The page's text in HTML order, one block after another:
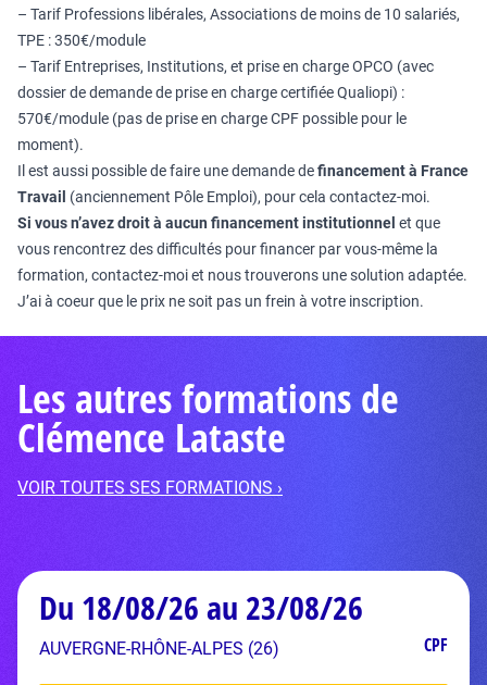
– Tarif Professions libérales, Associations de moins de 10 salariés,
TPE : 350€/module
– Tarif Entreprises, Institutions, et prise en charge OPCO (avec
dossier de demande de prise en charge certifiée Qualiopi) :
570€/module (pas de prise en charge CPF possible pour le
moment).
Il est aussi possible de faire une demande definancement à France
Travail (anciennement Pôle Emploi), pour cela contactez-moi.
Si vous n’avez droit à aucun financement institutionnel et que
vous rencontrez des difficultés pour financer par vous-même la
formation, contactez-moi et nous trouverons une solution adaptée.
J’ai à coeur que le prix ne soit pas un frein à votre inscription.
Les autres formations de
Clémence Lataste
VOIR TOUTES SES FORMATIONS ›
Du 18/08/26 au 23/08/26
AUVERGNE-RHÔNE-ALPES (26) CPF